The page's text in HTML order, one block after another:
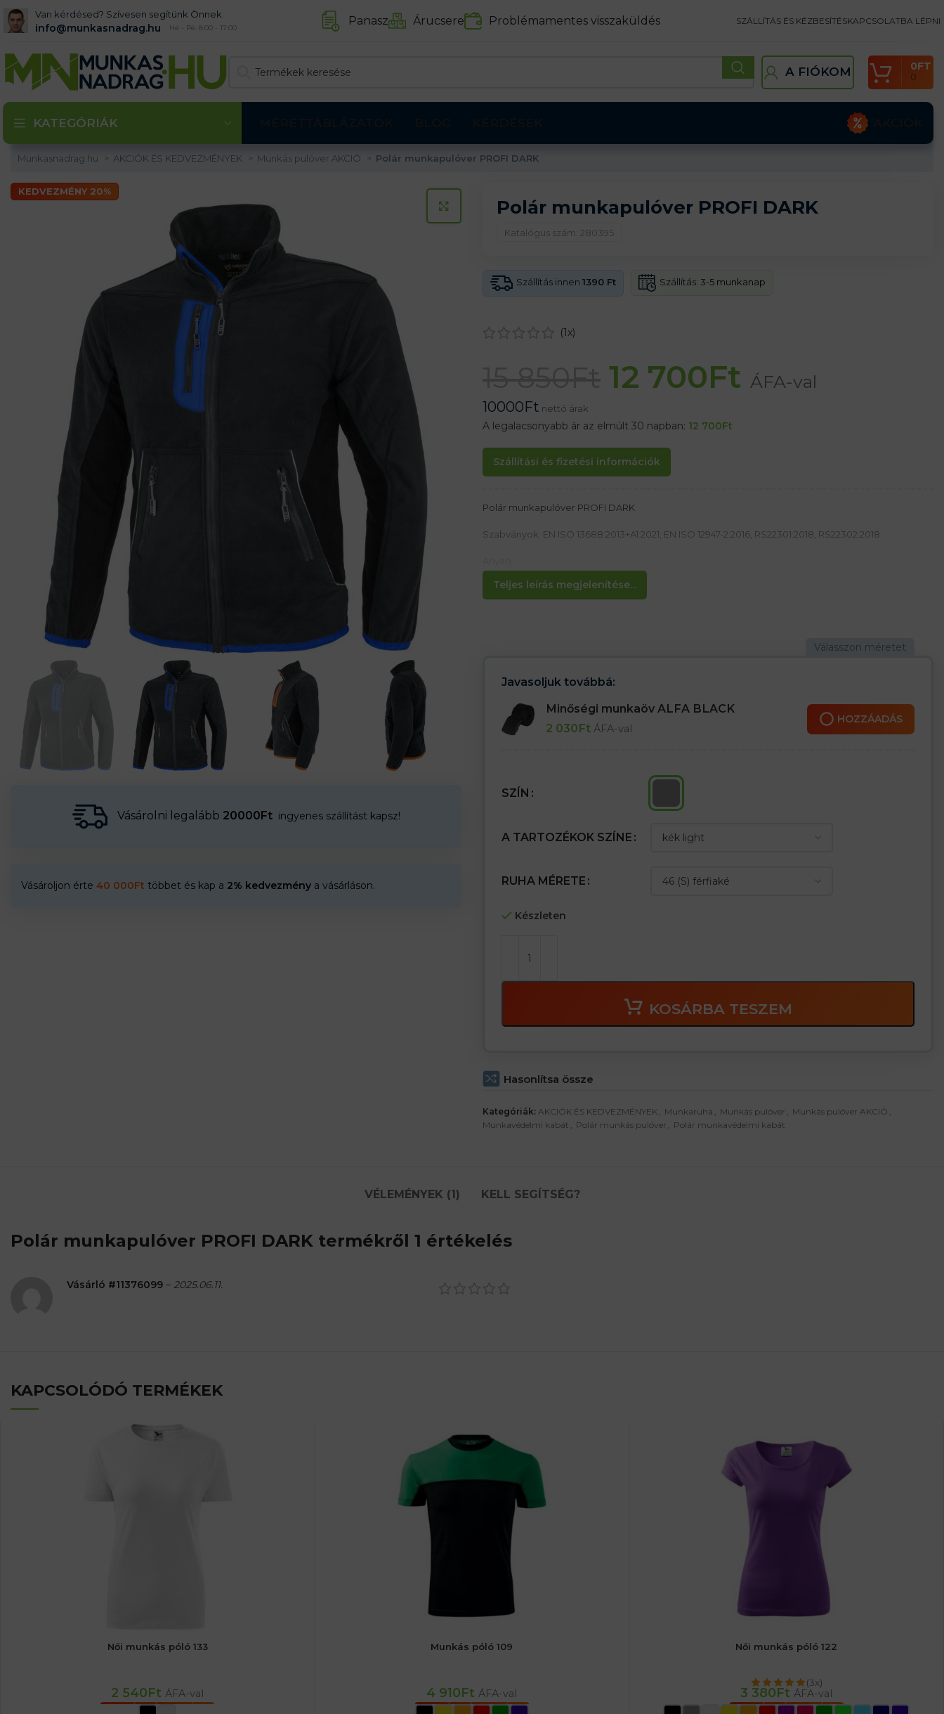
Van kérdésed? Szívesen segítünk Önnek.
info@munkasnadrag.hu Hé - Pé: 8:00 - 17:00 Panasz Árucsere Problémamentes visszaküldés SZÁLLÍTÁS ÉS KÉZBESÍTÉSKAPCSOLATBA LÉPNI
A FIÓKOM 0
0FT
KATEGÓRIÁK
Munkasnadrag.hu AKCIÓK ÉS KEDVEZMÉNYEK Munkás pulóver AKCIÓ Polár munkapulóver PROFI DARK
KEDVEZMÉNY 20%
KATTINTS A KINAGYÍTÁSHOZ
Vásárolni legalább 20000Ft ingyenes szállítást kapsz!
Vásároljon érte 40 000Ft többet és kap a 2% kedvezmény a vásárláson.
Polár munkapulóver PROFI DARK
Katalógus szám: 280395
Szállítás innen 1390 Ft Szállítás: 3-5 munkanap
(1x)
12 700Ft ÁFA-val
10000Ft nettó árak
A legalacsonyabb ár az elmúlt 30 napban: 12 700Ft
Szállítási és fizetési információk
Teljes leírás megjelenítése...
Polár munkapulóver PROFI DARK
Szabványok: EN ISO 13688:2013+A1:2021, EN ISO 12947-2:2016, RS22301:2018, RS22302:2018
100% PES / 290gm2 microfleece
Jellemzők:
Javasoljuk továbbá:
Minőségi munkaöv ALFA BLACK
2 030Ft ÁFA-val
HOZZÁADÁS
SZÍN
A TARTOZÉKOK SZÍNE
RUHA MÉRETE
Készleten
KOSÁRBA TESZEM
Hasonlítsa össze
Kategóriák: AKCIÓK ÉS KEDVEZMÉNYEK , Munkaruha , Munkás pulóver , Munkás pulóver AKCIÓ ,
Munkavédelmi kabát , Polár munkás pulóver , Polár munkavédelmi kabát
VÉLEMÉNYEK (1) KELL SEGÍTSÉG?
Polár munkapulóver PROFI DARK termékről 1 értékelés
Vásárló #11376099 – 2025.06.11.
KAPCSOLÓDÓ TERMÉKEK
Női munkás póló 133
2 540Ft ÁFA-val
OPCIÓK VÁLASZTÁSA
Munkás póló 109
4 910Ft ÁFA-val
OPCIÓK VÁLASZTÁSA
Női munkás póló 122
(3x)
3 380Ft ÁFA-val
OPCIÓK VÁLASZTÁSA